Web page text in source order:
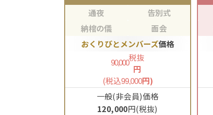
通夜
告別式
納棺の儀
面会
おくりびとメンバーズ価格
90,000税抜
円
(税込99,000円)
一般(非会員)価格
120,000円(税抜)